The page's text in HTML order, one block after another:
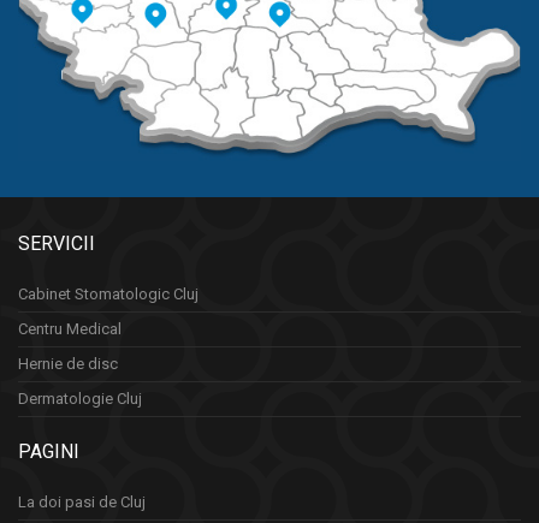
SERVICII
Cabinet Stomatologic Cluj
Centru Medical
Hernie de disc
Dermatologie Cluj
PAGINI
La doi pasi de Cluj